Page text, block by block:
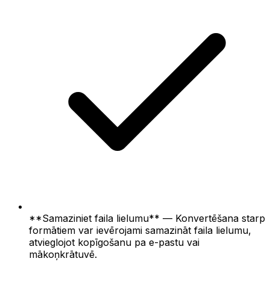
**Samaziniet faila lielumu** — Konvertēšana starp
formātiem var ievērojami samazināt faila lielumu,
atvieglojot kopīgošanu pa e-pastu vai
mākoņkrātuvē.